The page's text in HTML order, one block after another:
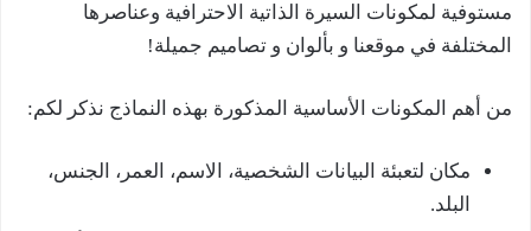
مستوفية لمكونات السيرة الذاتية الاحترافية وعناصرها
المختلفة في موقعنا و بألوان و تصاميم جميلة!
من أهم المكونات الأساسية المذكورة بهذه النماذج نذكر لكم:
مكان لتعبئة البيانات الشخصية، الاسم، العمر، الجنس،
البلد.